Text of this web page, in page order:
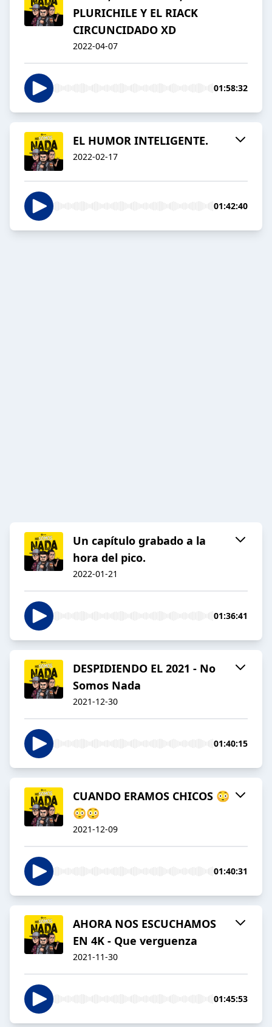
PLURICHILE Y EL RIACK
CIRCUNCIDADO XD
2022-04-07
01:58:32
EL HUMOR INTELIGENTE.
2022-02-17
01:42:40
Un capítulo grabado a la
hora del pico.
2022-01-21
01:36:41
DESPIDIENDO EL 2021 - No
Somos Nada
2021-12-30
01:40:15
CUANDO ERAMOS CHICOS 😳
😳😳
2021-12-09
01:40:31
AHORA NOS ESCUCHAMOS
EN 4K - Que verguenza
2021-11-30
01:45:53